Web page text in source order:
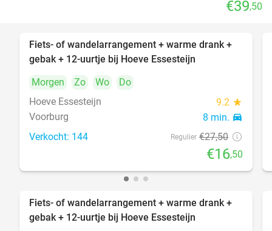
€39,50
40%
Fiets- of wandelarrangement + warme drank +
gebak + 12-uurtje bij Hoeve Essesteijn
Morgen
Zo Wo
Do
Hoeve Essesteijn
9.2 star
Voorburg 8 min. directions_car
Verkocht: 144 Regulier €27,50
€16,50
40%
Fiets- of wandelarrangement + warme drank +
gebak + 12-uurtje bij Hoeve Essesteijn